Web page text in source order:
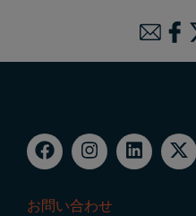
お問い合わせ